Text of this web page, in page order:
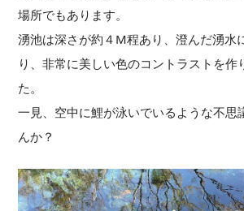
場所でもあります。
湧池は深さが約４M程あり、澄んだ湧水
り、非常に美しい色のコントラストを作
た。
一見、空中に鯉が泳いでいるような不思
んか？